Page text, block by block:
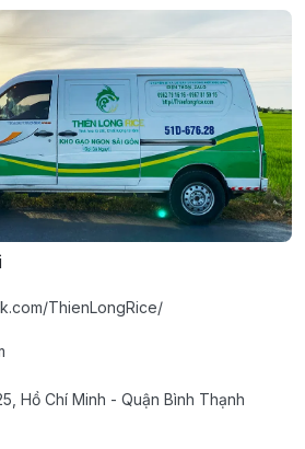
ThienLongRice/
Hồ Chí Minh - Quận Bình Thạnh